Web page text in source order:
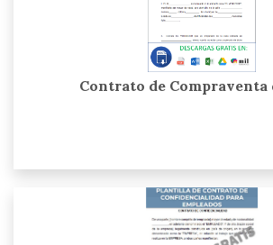
Contrato de Compraventa